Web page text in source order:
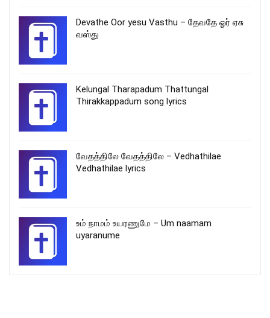
Devathe Oor yesu Vasthu – தேவதே ஓர் ஏசு
வஸ்து
Kelungal Tharapadum Thattungal
Thirakkappadum song lyrics
வேதத்திலே வேதத்திலே – Vedhathilae
Vedhathilae lyrics
உம் நாமம் உயரணுமே – Um naamam
uyaranume